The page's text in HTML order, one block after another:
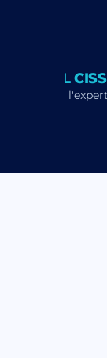
DJIBRIL
a choisi